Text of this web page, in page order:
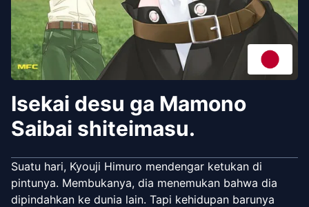
Isekai desu ga Mamono
Saibai shiteimasu.
Suatu hari, Kyouji Himuro mendengar ketukan di
pintunya. Membukanya, dia menemukan bahwa dia
dipindahkan ke dunia lain. Tapi kehidupan barunya